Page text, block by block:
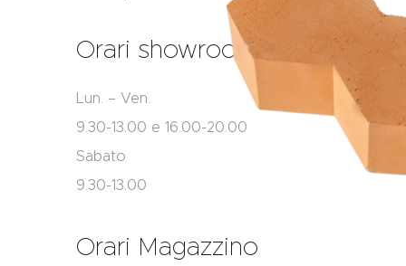
Orari showroom
Lun. – Ven.
9.30-13.00 e 16.00-20.00
Sabato
9.30-13.00
Orari Magazzino